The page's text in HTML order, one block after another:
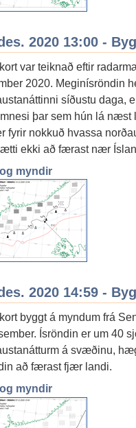
2020 13:00 -
var teiknað eftir
2020. Meginísröndin
síðustu daga,
þar sem hún lá næst
fyrir nokkuð hvassa
ekki að færast nær
myndir
2020 14:59 -
byggt á myndum frá
Ísröndin er um 40
á svæðinu,
að færast fjær landi.
myndir